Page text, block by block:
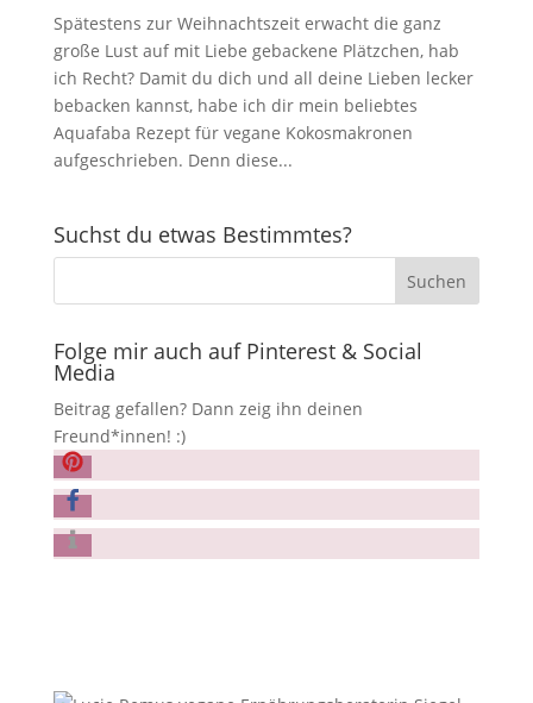
Spätestens zur Weihnachtszeit erwacht die ganz
große Lust auf mit Liebe gebackene Plätzchen, hab
ich Recht? Damit du dich und all deine Lieben lecker
bebacken kannst, habe ich dir mein beliebtes
Aquafaba Rezept für vegane Kokosmakronen
aufgeschrieben. Denn diese...
Suchst du etwas Bestimmtes?
Folge mir auch auf Pinterest & Social
Media
Beitrag gefallen? Dann zeig ihn deinen
Freund*innen! :)